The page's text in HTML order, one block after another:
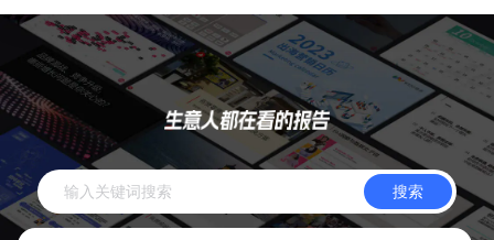
有赞说增长
私域日历 增长方法
有赞说案例拆解 有赞专家说
有赞成功案例
搜索